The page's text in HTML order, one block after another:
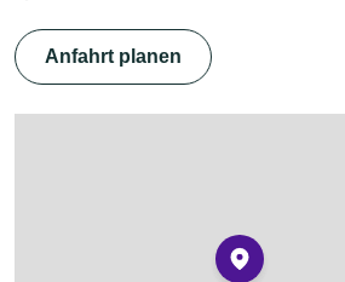
Anfahrt planen